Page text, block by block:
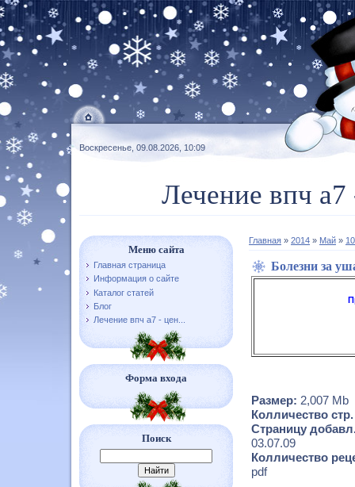
Воскресенье, 09.08.2026, 10:09
Лечение впч
Меню сайта
Главная страница
Информация о сайте
Каталог статей
Блог
Лечение впч а7 - цен...
Форма входа
Поиск
Главная » 2014 » Май » 10
Болезни за
Размер: 2,007 Mb
Колличество
Страницу
03.07.09
Колличество
pdf